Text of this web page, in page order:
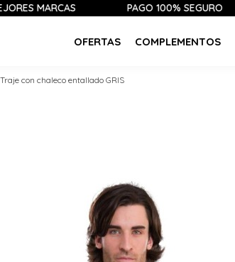
PAGO 100% SEGURO
OFERTAS COMPLEMENTOS
Traje con chaleco entallado GRIS